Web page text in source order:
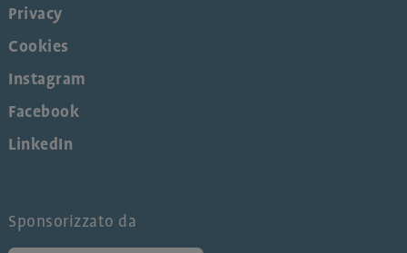
Privacy
Cookies
Instagram
Facebook
LinkedIn
Sponsorizzato da